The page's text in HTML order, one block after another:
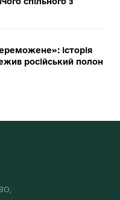
історія
російський полон